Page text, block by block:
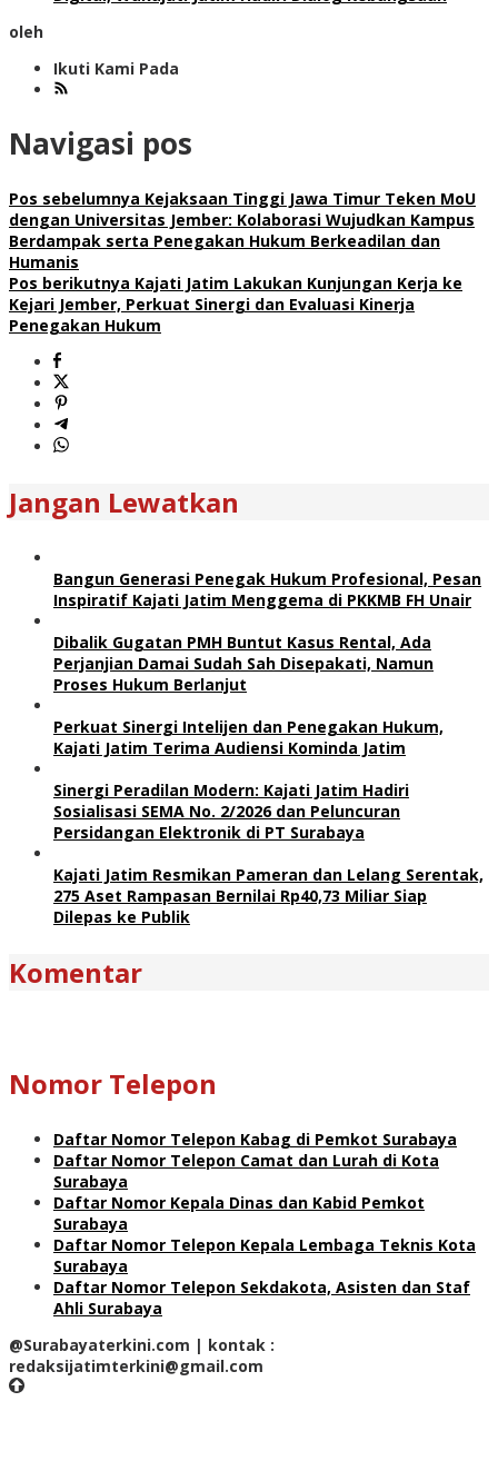
oleh
Ikuti Kami Pada
Navigasi pos
Pos sebelumnya Kejaksaan Tinggi Jawa Timur Teken MoU
dengan Universitas Jember: Kolaborasi Wujudkan Kampus
Berdampak serta Penegakan Hukum Berkeadilan dan
Humanis
Pos berikutnya Kajati Jatim Lakukan Kunjungan Kerja ke
Kejari Jember, Perkuat Sinergi dan Evaluasi Kinerja
Penegakan Hukum
Jangan Lewatkan
Bangun Generasi Penegak Hukum Profesional, Pesan
Inspiratif Kajati Jatim Menggema di PKKMB FH Unair
Dibalik Gugatan PMH Buntut Kasus Rental, Ada
Perjanjian Damai Sudah Sah Disepakati, Namun
Proses Hukum Berlanjut
Perkuat Sinergi Intelijen dan Penegakan Hukum,
Kajati Jatim Terima Audiensi Kominda Jatim
Sinergi Peradilan Modern: Kajati Jatim Hadiri
Sosialisasi SEMA No. 2/2026 dan Peluncuran
Persidangan Elektronik di PT Surabaya
Kajati Jatim Resmikan Pameran dan Lelang Serentak,
275 Aset Rampasan Bernilai Rp40,73 Miliar Siap
Dilepas ke Publik
Komentar
Nomor Telepon
Daftar Nomor Telepon Kabag di Pemkot Surabaya
Daftar Nomor Telepon Camat dan Lurah di Kota
Surabaya
Daftar Nomor Kepala Dinas dan Kabid Pemkot
Surabaya
Daftar Nomor Telepon Kepala Lembaga Teknis Kota
Surabaya
Daftar Nomor Telepon Sekdakota, Asisten dan Staf
Ahli Surabaya
@Surabayaterkini.com | kontak :
redaksijatimterkini@gmail.com